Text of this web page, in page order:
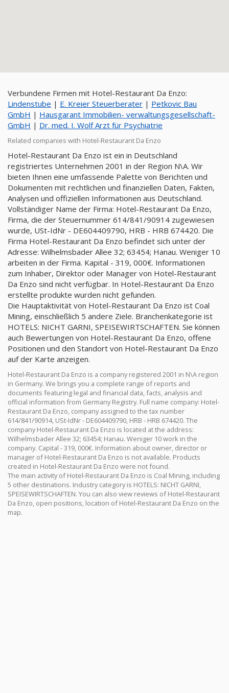
Verbundene Firmen mit Hotel-Restaurant Da Enzo:
Lindenstube | E. Kreier Steuerberater | Petkovic Bau
GmbH | Hausgarant Immobilien- verwaltungsgesellschaft-
GmbH | Dr. med. I. Wolf Arzt für Psychiatrie
Related companies with Hotel-Restaurant Da Enzo
Hotel-Restaurant Da Enzo ist ein in Deutschland
registriertes Unternehmen 2001 in der Region N\A. Wir
bieten Ihnen eine umfassende Palette von Berichten und
Dokumenten mit rechtlichen und finanziellen Daten, Fakten,
Analysen und offiziellen Informationen aus Deutschland.
Vollständiger Name der Firma: Hotel-Restaurant Da Enzo,
Firma, die der Steuernummer 614/841/90914 zugewiesen
wurde, USt-IdNr - DE604409790, HRB - HRB 674420. Die
Firma Hotel-Restaurant Da Enzo befindet sich unter der
Adresse: Wilhelmsbader Allee 32; 63454; Hanau. Weniger 10
arbeiten in der Firma. Kapital - 319, 000€. Informationen
zum Inhaber, Direktor oder Manager von Hotel-Restaurant
Da Enzo sind nicht verfügbar. In Hotel-Restaurant Da Enzo
erstellte produkte wurden nicht gefunden.
Die Hauptaktivität von Hotel-Restaurant Da Enzo ist Coal
Mining, einschließlich 5 andere Ziele. Branchenkategorie ist
HOTELS: NICHT GARNI, SPEISEWIRTSCHAFTEN. Sie können
auch Bewertungen von Hotel-Restaurant Da Enzo, offene
Positionen und den Standort von Hotel-Restaurant Da Enzo
auf der Karte anzeigen.
Hotel-Restaurant Da Enzo is a company registered 2001 in N\A region
in Germany. We brings you a complete range of reports and
documents featuring legal and financial data, facts, analysis and
official information from Germany Registry. Full name company: Hotel-
Restaurant Da Enzo, company assigned to the tax number
614/841/90914, USt-IdNr - DE604409790, HRB - HRB 674420. The
company Hotel-Restaurant Da Enzo is located at the address:
Wilhelmsbader Allee 32; 63454; Hanau. Weniger 10 work in the
company. Capital - 319, 000€. Information about owner, director or
manager of Hotel-Restaurant Da Enzo is not available. Products
created in Hotel-Restaurant Da Enzo were not found.
The main activity of Hotel-Restaurant Da Enzo is Coal Mining, including
5 other destinations. Industry category is HOTELS: NICHT GARNI,
SPEISEWIRTSCHAFTEN. You can also view reviews of Hotel-Restaurant
Da Enzo, open positions, location of Hotel-Restaurant Da Enzo on the
map.